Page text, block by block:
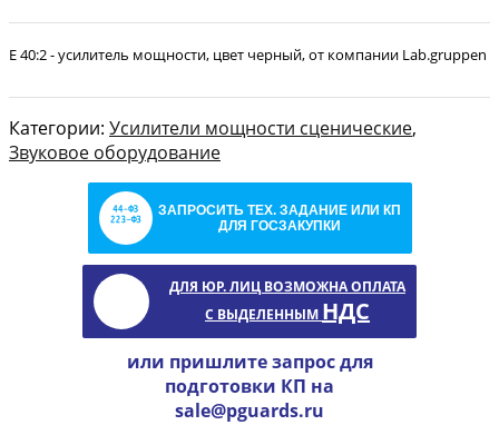
E 40:2 - усилитель мощности, цвет черный, от компании Lab.gruppen
Категории: Усилители мощности сценические,
Звуковое оборудование
ЗАПРОСИТЬ ТЕХ. ЗАДАНИЕ ИЛИ КП
ДЛЯ ГОСЗАКУПКИ
ДЛЯ ЮР. ЛИЦ ВОЗМОЖНА ОПЛАТА
С ВЫДЕЛЕННЫМ НДС
или пришлите запрос для
подготовки КП на
sale@pguards.ru